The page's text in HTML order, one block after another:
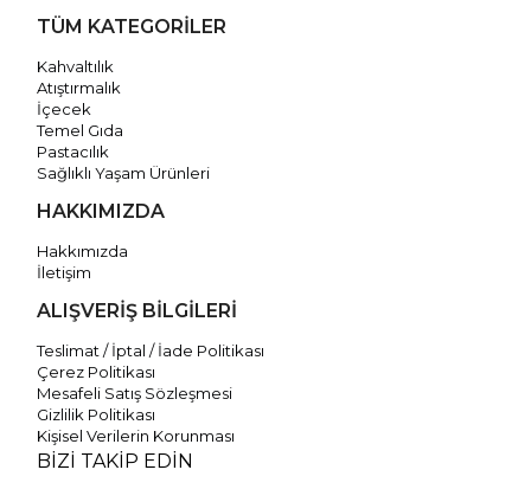
TÜM KATEGORİLER
Kahvaltılık
Atıştırmalık
İçecek
Temel Gıda
Pastacılık
Sağlıklı Yaşam Ürünleri
HAKKIMIZDA
Hakkımızda
İletişim
ALIŞVERİŞ BİLGİLERİ
Teslimat / İptal / İade Politikası
Çerez Politikası
Mesafeli Satış Sözleşmesi
Gizlilik Politikası
Kişisel Verilerin Korunması
BİZİ TAKİP EDİN